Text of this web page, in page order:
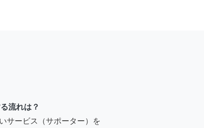
流れは？
サービス（サポーター）を